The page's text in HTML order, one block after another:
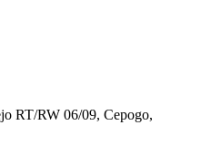
RT/RW 06/09, Cepogo,